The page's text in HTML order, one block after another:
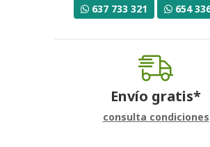
637 733 321
654
Envío gratis*
consulta condiciones